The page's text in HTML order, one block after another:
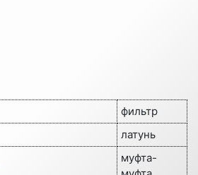
фильтр
латунь
муфта-